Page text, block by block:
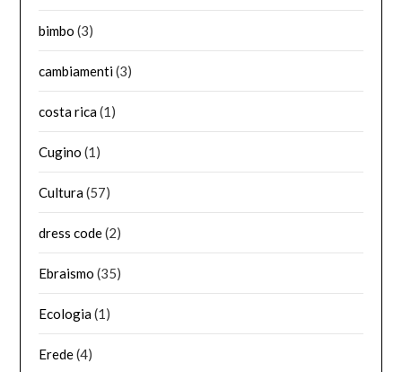
bimbo (3)
cambiamenti(3)
costa rica(1)
Cugino (1)
Cultura(57)
dress code(2)
Ebraismo (35)
Ecologia(1)
Erede(4)